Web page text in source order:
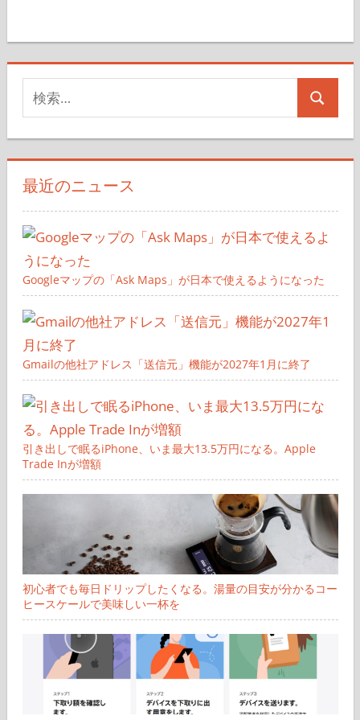
ペ
ー
送
り
索
対
象:
検
最近のニュース
Googleマップの「Ask Maps」が日本で使えるようになった
Gmailの他社アドレス「送信元」機能が2027年1月に終了
引き出しで眠るiPhone、いま最大13.5万円になる。Apple
Trade Inが増額
初心者でも毎日ドリップしたくなる。湯量の目安が分かるコー
ヒースケールで美味しい一杯を